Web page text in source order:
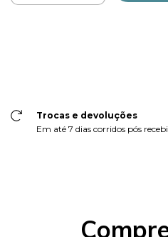
Trocas e devoluções
Em até 7 dias corridos pós